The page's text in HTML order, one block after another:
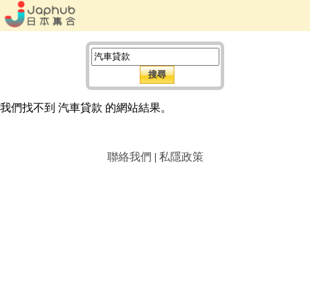
我們找不到 汽車貸款 的網站結果。
聯絡我們 | 私隱政策